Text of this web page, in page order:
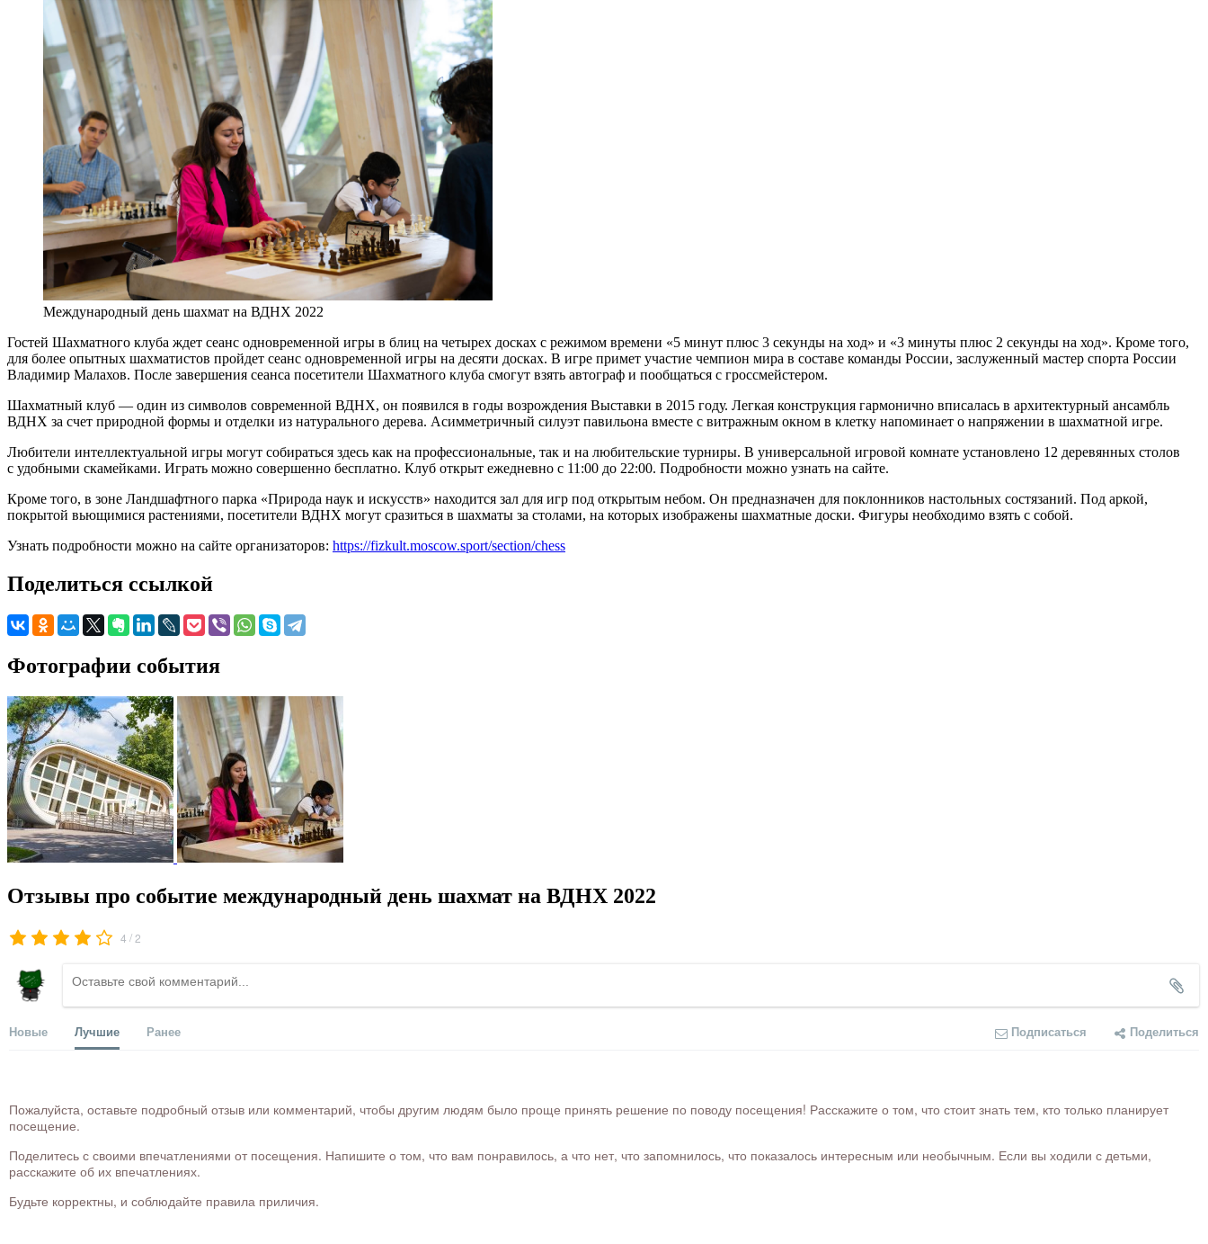
Международный день шахмат на ВДНХ 2022
Гостей Шахматного клуба ждет сеанс одновременной игры в блиц на четырех досках с режимом времени «5 минут плюс 3 секунды на ход» и «3 минуты плюс 2 секунды на ход». Кроме того,
для более опытных шахматистов пройдет сеанс одновременной игры на десяти досках. В игре примет участие чемпион мира в составе команды России, заслуженный мастер спорта России
Владимир Малахов. После завершения сеанса посетители Шахматного клуба смогут взять автограф и пообщаться с гроссмейстером.
Шахматный клуб — один из символов современной ВДНХ, он появился в годы возрождения Выставки в 2015 году. Легкая конструкция гармонично вписалась в архитектурный ансамбль
ВДНХ за счет природной формы и отделки из натурального дерева. Асимметричный силуэт павильона вместе с витражным окном в клетку напоминает о напряжении в шахматной игре.
Любители интеллектуальной игры могут собираться здесь как на профессиональные, так и на любительские турниры. В универсальной игровой комнате установлено 12 деревянных столов
с удобными скамейками. Играть можно совершенно бесплатно. Клуб открыт ежедневно с 11:00 до 22:00. Подробности можно узнать на сайте.
Кроме того, в зоне Ландшафтного парка «Природа наук и искусств» находится зал для игр под открытым небом. Он предназначен для поклонников настольных состязаний. Под аркой,
покрытой вьющимися растениями, посетители ВДНХ могут сразиться в шахматы за столами, на которых изображены шахматные доски. Фигуры необходимо взять с собой.
Узнать подробности можно на сайте организаторов: https://fizkult.moscow.sport/section/chess
Поделиться ссылкой
Фотографии события
Отзывы про событие международный день шахмат на ВДНХ 2022
4 /2
Новые Лучшие Ранее Подписаться Поделиться
Пожалуйста, оставьте подробный отзыв или комментарий, чтобы другим людям было проще принять решение по поводу посещения! Расскажите о том, что стоит знать тем, кто только планирует
посещение.
Поделитесь с своими впечатлениями от посещения. Напишите о том, что вам понравилось, а что нет, что запомнилось, что показалось интересным или необычным. Если вы ходили с детьми,
расскажите об их впечатлениях.
Будьте корректны, и соблюдайте правила приличия.